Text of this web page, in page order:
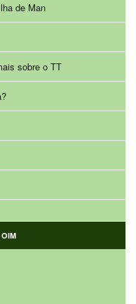
de Man
sobre o TT